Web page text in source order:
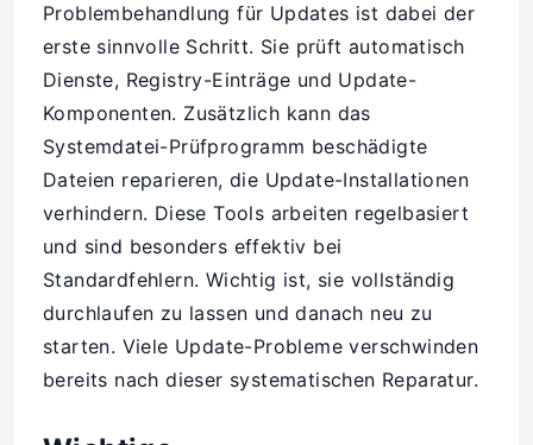
Problembehandlung für Updates ist dabei der
erste sinnvolle Schritt. Sie prüft automatisch
Dienste, Registry-Einträge und Update-
Komponenten. Zusätzlich kann das
Systemdatei-Prüfprogramm beschädigte
Dateien reparieren, die Update-Installationen
verhindern. Diese Tools arbeiten regelbasiert
und sind besonders effektiv bei
Standardfehlern. Wichtig ist, sie vollständig
durchlaufen zu lassen und danach neu zu
starten. Viele Update-Probleme verschwinden
bereits nach dieser systematischen Reparatur.